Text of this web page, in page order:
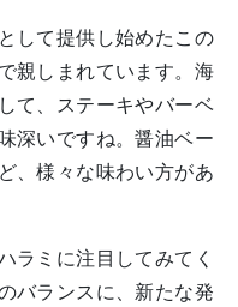
して提供し始めたこの
親しまれています。海
て、ステーキやバーベ
深いですね。醤油ベー
、様々な味わい方があ
ラミに注目してみてく
バランスに、新たな発